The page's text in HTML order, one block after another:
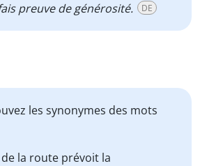
preuve de générosité.
DE
les synonymes des mots
de la route prévoit la